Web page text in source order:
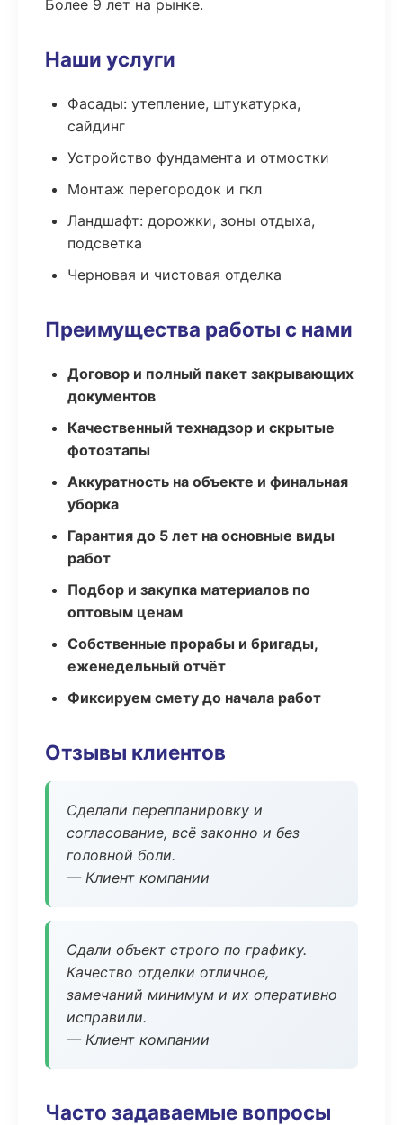
Более 9 лет на рынке.
Наши услуги
Фасады: утепление, штукатурка,
сайдинг
Устройство фундамента и отмостки
Монтаж перегородок и гкл
Ландшафт: дорожки, зоны отдыха,
подсветка
Черновая и чистовая отделка
Преимущества работы с нами
Договор и полный пакет закрывающих
документов
Качественный технадзор и скрытые
фотоэтапы
Аккуратность на объекте и финальная
уборка
Гарантия до 5 лет на основные виды
работ
Подбор и закупка материалов по
оптовым ценам
Собственные прорабы и бригады,
еженедельный отчёт
Фиксируем смету до начала работ
Отзывы клиентов
Сделали перепланировку и
согласование, всё законно и без
головной боли.
— Клиент компании
Сдали объект строго по графику.
Качество отделки отличное,
замечаний минимум и их оперативно
исправили.
— Клиент компании
Часто задаваемые вопросы